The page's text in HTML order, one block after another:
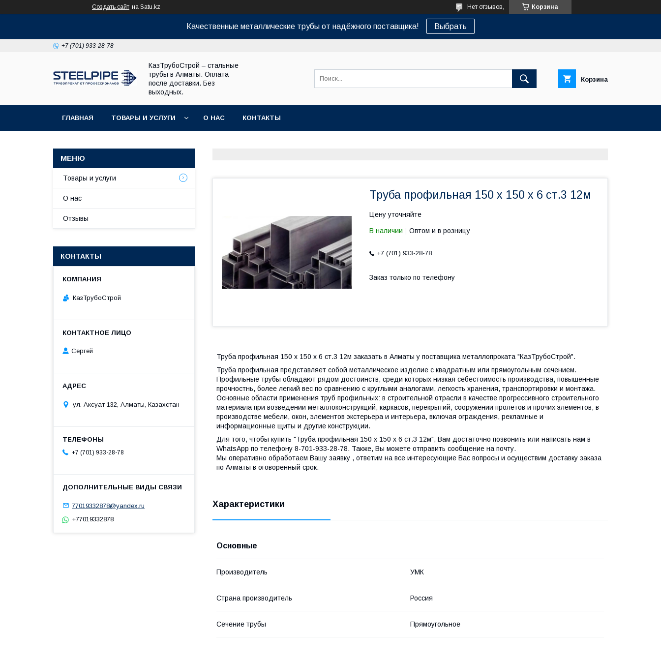
Создать сайт на Satu.kz Корзина
Нет отзывов,
Качественные металлические трубы от надёжного поставщика! Выбрать
+7 (701) 933-28-78
КазТрубоСтрой – стальные
трубы в Алматы. Оплата
после доставки. Без
выходных.
Корзина
ГЛАВНАЯ ТОВАРЫ И УСЛУГИ О НАС КОНТАКТЫ
Труба профильная 150 х 150 х 6 ст.3 12м
Цену уточняйте
В наличии Оптом и в розницу
+7 (701) 933-28-78
Заказ только по телефону
Труба профильная 150 х 150 х 6 ст.3 12м заказать в Алматы у поставщика металлопроката "КазТрубоСтрой".
Труба профильная представляет собой металлическое изделие с квадратным или прямоугольным сечением.
Профильные трубы обладают рядом достоинств, среди которых низкая себестоимость производства, повышенные
прочностнь, более легкий вес по сравнению с круглыми аналогами, легкость хранения, транспортировки и монтажа.
Основные области применения труб профильных: в строительной отрасли в качестве прогрессивного строительного
материала при возведении металлоконструкций, каркасов, перекрытий, сооружении пролетов и прочих элементов; в
производстве мебели, окон, элементов экстерьера и интерьера, включая ограждения, рекламные и
информационные щиты и другие конструкции.
Для того, чтобы купить "Труба профильная 150 х 150 х 6 ст.3 12м", Вам достаточно позвонить или написать нам в
WhatsApp по телефону 8-701-933-28-78. Также, Вы можете отправить сообщение на почту.
Мы оперативно обработаем Вашу заявку , ответим на все интересующие Вас вопросы и осуществим доставку заказа
по Алматы в оговоренный срок.
Характеристики
Основные
Производитель УМК
Страна производитель Россия
Сечение трубы Прямоугольное
Товары и услуги
О нас
Отзывы
КОНТАКТЫ
КазТрубоСтрой
Сергей
ул. Аксуат 132, Алматы, Казахстан
+7 (701) 933-28-78
77019332878@yandex.ru
+77019332878